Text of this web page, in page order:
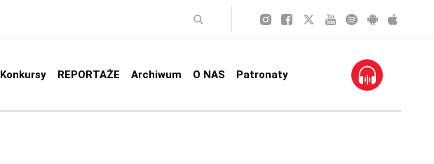
Konkursy REPORTAŻE Archiwum O NAS Patronaty